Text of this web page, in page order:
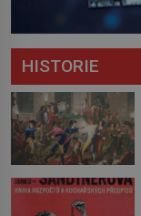
HISTORIE